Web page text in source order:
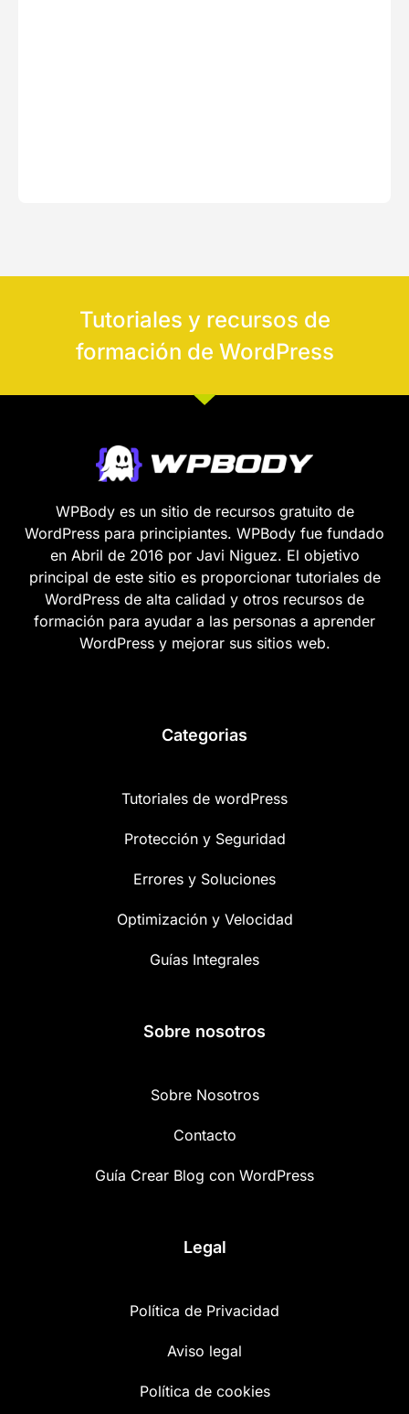
Tutoriales y recursos de
formación de WordPress
WPBody es un sitio de recursos gratuito de
WordPress para principiantes. WPBody fue fundado
en Abril de 2016 por Javi Niguez. El objetivo
principal de este sitio es proporcionar tutoriales de
WordPress de alta calidad y otros recursos de
formación para ayudar a las personas a aprender
WordPress y mejorar sus sitios web.
Categorias
Tutoriales de wordPress
Protección y Seguridad
Errores y Soluciones
Optimización y Velocidad
Guías Integrales
Sobre nosotros
Sobre Nosotros
Contacto
Guía Crear Blog con WordPress
Legal
Política de Privacidad
Aviso legal
Política de cookies